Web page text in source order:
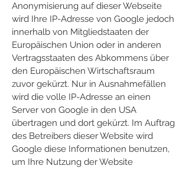
Anonymisierung auf dieser Webseite
wird Ihre IP-Adresse von Google jedoch
innerhalb von Mitgliedstaaten der
Europäischen Union oder in anderen
Vertragsstaaten des Abkommens über
den Europäischen Wirtschaftsraum
zuvor gekürzt. Nur in Ausnahmefällen
wird die volle IP-Adresse an einen
Server von Google in den USA
übertragen und dort gekürzt. Im Auftrag
des Betreibers dieser Website wird
Google diese Informationen benutzen,
um Ihre Nutzung der Website